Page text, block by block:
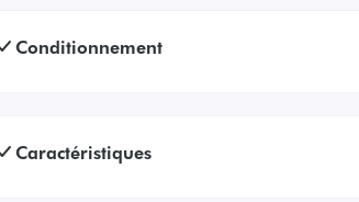
Conditionnement
Caractéristiques